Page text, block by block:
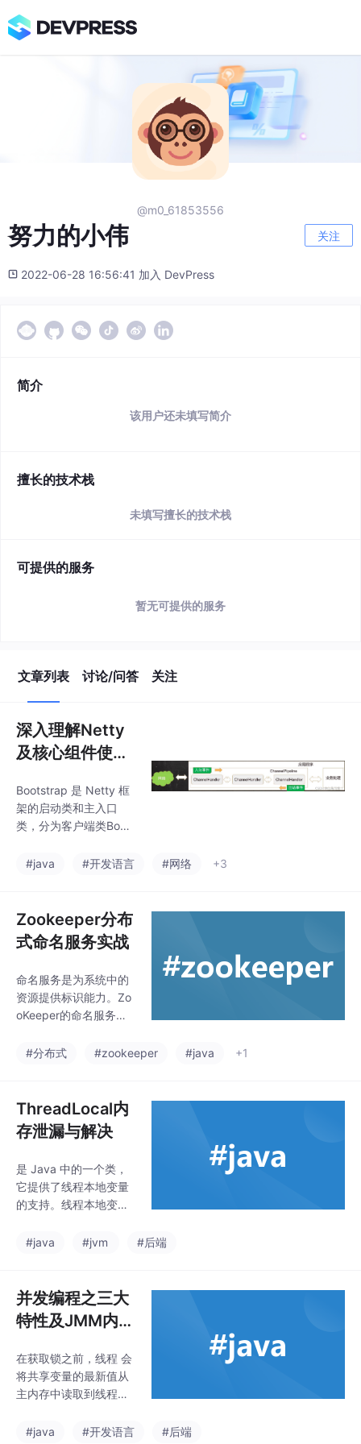
@m0_61853556
努力的小伟 关注
2022-06-28 16:56:41 加入 DevPress
简介
该用户还未填写简介
擅长的技术栈
未填写擅长的技术栈
可提供的服务
暂无可提供的服务
文章列表 讨论/问答 关注
深入理解Netty
及核心组件使用
Bootstrap 是 Netty 框
架的启动类和主入口
类，分为客户端类Boot
Bootstrap两种。Chann
到实体（如一个硬件设
备、一个文件、一个网
络套接字或者一个能够
的 I/O 操作的程序组
件）的开放连接，如读
操作和写操作，目前，
传入（入站）或者传出
#java #开发语言 #网络 +3
Zookeeper分布
式命名服务实战
命名服务是为系统中的
资源提供标识能力。Zo
oKeeper的命名服务主
点的树形分层结构和子
源命名。需要用到分布
式命名服务的应用场景
典型的有：分布式API目
分布式ID生成器。
#分布式 #zookeeper #java +1
ThreadLocal内
存泄漏与解决
是 Java 中的一个类，
它提供了线程本地变量
的支持。线程本地变量
于其他线程的变量。每
影响其他线程的副本。
主要用于在多线程环境
下保持变量的线程封闭
#java #jvm #后端
并发编程之三大
特性及JMM内存
在获取锁之前，线程 会
将共享变量的最新值从
主内存中读取到线程本
会将修改后的共享变量
#java #开发语言 #后端